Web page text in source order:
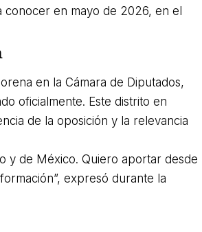
conocer en mayo de 2026, en el
en la Cámara de Diputados,
oficialmente. Este distrito en
de la oposición y la relevancia
y de México. Quiero aportar desde
expresó durante la